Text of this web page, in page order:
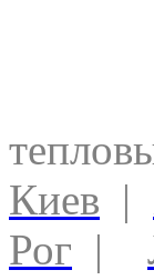
Киев |
Рог |